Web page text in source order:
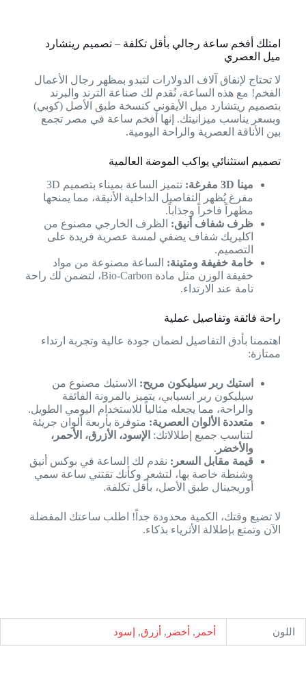
امتلك أفخم ساعة رجالي بأقل تكلفة – تصميم ريتشارد
ميل العصري
لا تحتاج لإنفاق آلاف الدولارات لتبدو بمظهر رجال الأعمال
الفخم! مع هذه الساعة، نُقدم لك صناعة الترند والبرند
بتصميم ريتشارد ميل الأيقوني كنسخة طبق الأصل (كوبي)
وبسعر يناسب ميزانيتك. إنها أفخم ساعة في مصر تجمع
بين الأناقة العصرية والراحة اليومية.
تصميم استثنائي يواكب الموضة العالمية
مينا 3D مفرغة:
تتميز الساعة بميناء بتصميم 3D
مفرغ يُظهر التفاصيل الداخلية الأنيقة، مما يمنحها
مظهراً فاخراً وجذاباً.
ظرف شفاف أنيق: الظرف الخارجي مصنوع من
اكليريك شفاف يضفي لمسة عصرية فريدة على
التصميم.
خامة خفيفة ومتينة: الساعة مصنوعة من مواد
خفيفة الوزن مثل مادة Bio-Carbon، لتضمن لك راحة
تامة عند الارتداء.
راحة فائقة وتفاصيل عملية
اهتممنا بأدق التفاصيل لضمان جودة عالية وتجربة ارتداء
ممتازة:
استيك ربر سيليكون مريح: الاستيك مصنوع من
سيليكون ربر انسيابي، يتميز بالمرونة الفائقة
والراحة، مما يجعله مثالياً للاستخدام اليومي الطويل.
متعددة الألوان العصرية: متوفرة بأربعة ألوان جريئة
لتناسب جميع إطلالاتك: الإسود، الأزرق، الأحمر،
والأخضر .
قيمة مقابل السعر: نقدم لك الساعة في بوكس أنيق
وشنطة خاصة بها، لتشعر وكأنك تقتني ساعة سمي
أوريجينال طبق الأصل، بأقل تكلفة.
لا تضيع وقتك، الكمية محدودة جداً! اطلب ساعتك المفضلة
الآن وتمتع بإطلالة الأثرياء بذكاء.
اللون أحمر , أخضر , أزرق, إسود